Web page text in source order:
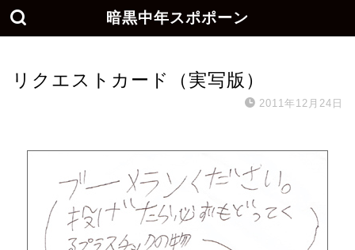
暗黒中年スポポーン
リクエストカード（実写版）
2011年12月24日